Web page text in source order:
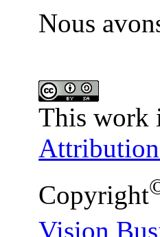
Nous
This work
Copyright
Vision